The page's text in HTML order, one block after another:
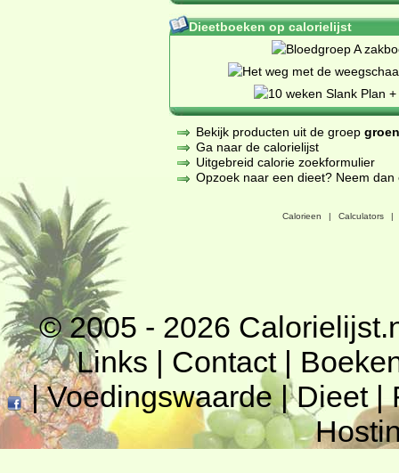
Dieetboeken op calorielijst
Bekijk producten uit de groep
Ga naar de calorielijst
Uitgebreid calorie zoekformulier
Opzoek naar een dieet? Neem
Calorieen | Calculators |
© 2005 - 2026
Links | Contact|
|Voedingswaarde|Dieet|